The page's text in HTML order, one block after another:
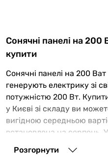
Сонячні панелі на 200
купити
Сонячні панелі на 200
генерують електрику зі
потужністю 200 Вт.
у Києві зі складу ви
вигідною середньою
встановлена на серпень.
Розгорнути